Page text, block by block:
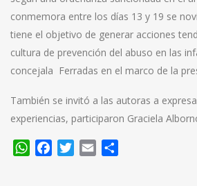
conmemora entre los días 13 y 19 se
tiene el objetivo de generar acciones
cultura de prevención del abuso en las
concejala Ferradas en el marco de la
También se invitó a las autoras a
experiencias, participaron Graciela
WhatsApp
FacebookTwitter
Email